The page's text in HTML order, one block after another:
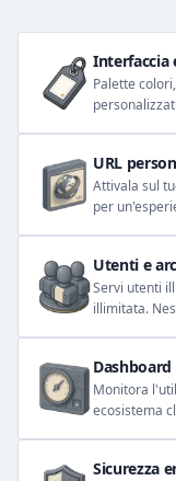
Interfaccia
Palette
URL
Attivala sul
per
Utenti e
Servi utenti
illimitata.
Monitora
ecosistema
Sicurezza